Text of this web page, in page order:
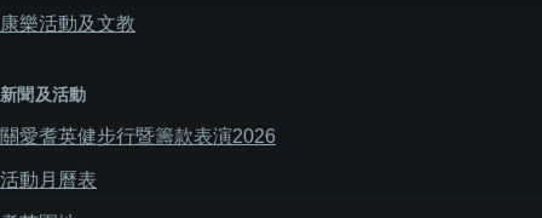
康樂活動及文教
新聞及活動
關愛耆英健步行暨籌款表演2026
活動月曆表